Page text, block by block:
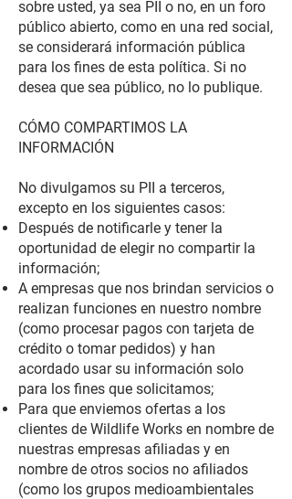
sobre usted, ya sea PII o no, en un foro
público abierto, como en una red social,
se considerará información pública
para los fines de esta política. Si no
desea que sea público, no lo publique.
CÓMO COMPARTIMOS LA
INFORMACIÓN
No divulgamos su PII a terceros,
excepto en los siguientes casos:
Después de notificarle y tener la
oportunidad de elegir no compartir la
información;
A empresas que nos brindan servicios o
realizan funciones en nuestro nombre
(como procesar pagos con tarjeta de
crédito o tomar pedidos) y han
acordado usar su información solo
para los fines que solicitamos;
Para que enviemos ofertas a los
clientes de Wildlife Works en nombre de
nuestras empresas afiliadas y en
nombre de otros socios no afiliados
(como los grupos medioambientales